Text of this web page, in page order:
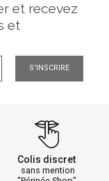
et recevez
et
S'INSCRIRE
Colis discret
sans mention